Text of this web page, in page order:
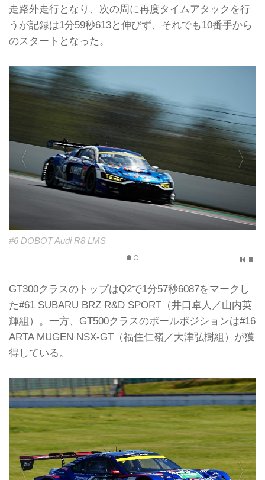
走路外走行となり、次の周に再度タイムアタックを行
うが記録は1分59秒613と伸びず、それでも10番手から
のスタートとなった。
#6 DOBOT Audi R8 LMS
GT300クラスのトップはQ2で1分57秒6087をマークし
た#61 SUBARU BRZ R&D SPORT（井口卓人／山内英
輝組）。一方、GT500クラスのポールポジションは#16
ARTA MUGEN NSX-GT（福住仁嶺／大津弘樹組）が獲
得している。